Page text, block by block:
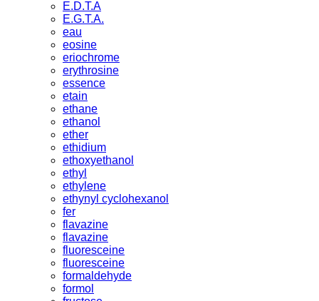
E.D.T.A
E.G.T.A.
eau
eosine
eriochrome
erythrosine
essence
etain
ethane
ethanol
ether
ethidium
ethoxyethanol
ethyl
ethylene
ethynyl cyclohexanol
fer
flavazine
flavazine
fluoresceine
fluoresceine
formaldehyde
formol